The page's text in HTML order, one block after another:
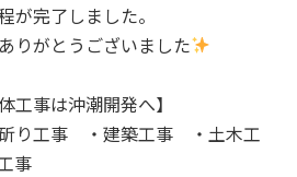
が完了しました。
りがとうございました
工事は沖潮開発へ】
り工事 ・建築工事 ・土木工
事